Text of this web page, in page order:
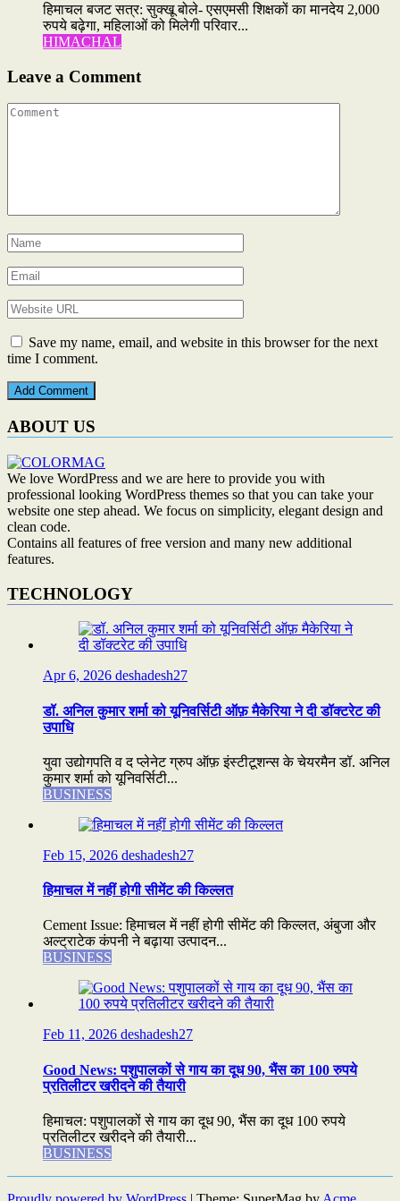
हिमाचल बजट सत्र: सुक्खू बोले- एसएमसी शिक्षकों का मानदेय 2,000
रुपये बढ़ेगा, महिलाओं को मिलेगी परिवार...
HIMACHAL
Leave a Comment
Save my name, email, and website in this browser for the next
time I comment.
ABOUT US
We love WordPress and we are here to provide you with
professional looking WordPress themes so that you can take your
website one step ahead. We focus on simplicity, elegant design and
clean code.
Contains all features of free version and many new additional
features.
TECHNOLOGY
Apr 6, 2026 deshadesh27
डॉ. अनिल कुमार शर्मा को यूनिवर्सिटी ऑफ़ मैकेरिया ने दी डॉक्टरेट की
उपाधि
युवा उद्योगपति व द प्लेनेट ग्रुप ऑफ़ इंस्टीटूशन्स के चेयरमैन डॉ. अनिल
कुमार शर्मा को यूनिवर्सिटी...
BUSINESS
Feb 15, 2026 deshadesh27
हिमाचल में नहीं होगी सीमेंट की किल्लत
Cement Issue: हिमाचल में नहीं होगी सीमेंट की किल्लत, अंबुजा और
अल्ट्राटेक कंपनी ने बढ़ाया उत्पादन...
BUSINESS
Feb 11, 2026 deshadesh27
Good News: पशुपालकों से गाय का दूध 90, भैंस का 100 रुपये
प्रतिलीटर खरीदने की तैयारी
हिमाचल: पशुपालकों से गाय का दूध 90, भैंस का दूध 100 रुपये
प्रतिलीटर खरीदने की तैयारी...
BUSINESS